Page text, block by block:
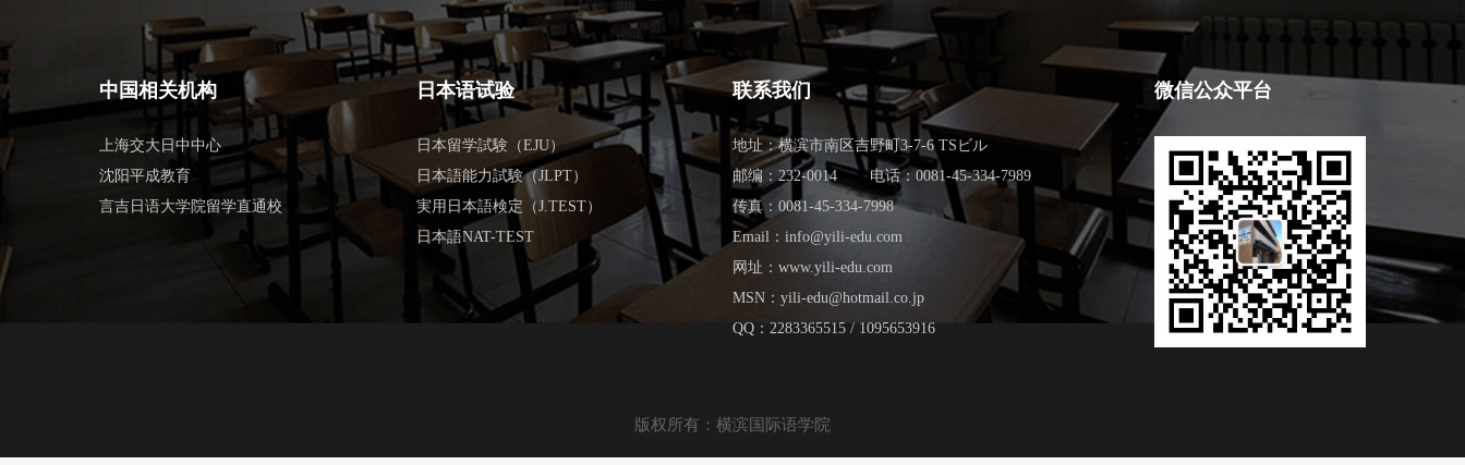
中国相关机构
上海交大日中中心
沈阳平成教育
言吉日语大学院留学直通校
日本语试验
日本留学試験（EJU）
日本語能力試験（JLPT）
実用日本語検定（J.TEST）
日本語NAT-TEST
联系我们
地址：横滨市南区吉野町3-7-6 TSビル
邮编：232-0014
电话：0081-45-334-7989
传真：0081-45-334-7998
Email：info@yili-edu.com
网址：www.yili-edu.com
MSN：yili-edu@hotmail.co.jp
QQ：2283365515 / 1095653916
微信公众平台
版权所有：横滨国际语学院